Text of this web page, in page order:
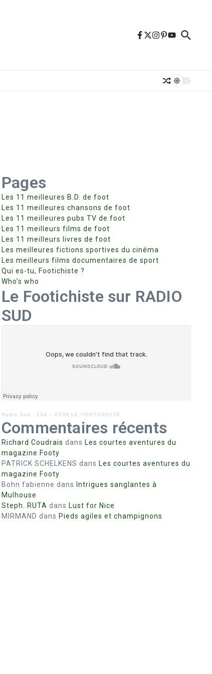
Pages
Les 11 meilleures B.D. de foot
Les 11 meilleures chansons de foot
Les 11 meilleures pubs TV de foot
Les 11 meilleurs films de foot
Les 11 meilleurs livres de foot
Les meilleures fictions sportives du cinéma
Les meilleurs films documentaires de sport
Qui es-tu, Footichiste ?
Who’s who
Le Footichiste sur RADIO
SUD
Radio Sud · 234 – ESTA LE FOOTICHISTE
Commentaires récents
Richard Coudrais dans Les courtes aventures du
magazine Footy
PATRICK SCHELKENS dans Les courtes aventures du
magazine Footy
Bohn fabienne dans
Intrigues sanglantes à
Mulhouse
Steph. RUTA dans Lust for Nice
MIRMAND dans Pieds agiles et champignons